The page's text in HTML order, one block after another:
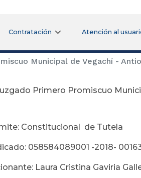
Contratación Atención al
Municipal de Vegachí -
Primero Promiscuo
27
Constitucional de Tutela
058584089001 -2018-
Laura Cristina Gaviria